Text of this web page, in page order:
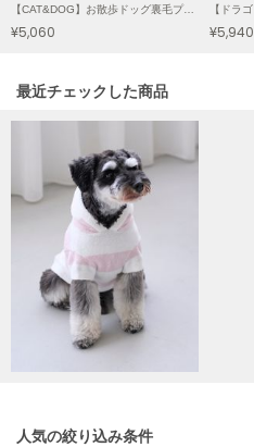
made of Organics
メイドオブオーガニクス
ミチュ コケット
ミースロエ
miies miim
ミーエスミーム
Mila Owen
ミラオーウェン
モワージュ
【CAT&DOG】お散歩ドッグ裏毛プルオーバー
¥5,060 ¥5,940
関連記事
最近チェックした商品
人気の絞り込み条件